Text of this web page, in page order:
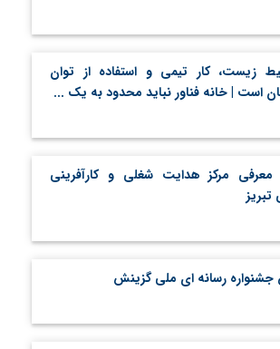
زیست، کار تیمی و استفاده از توان
است | خانه فناور نباید محدود به یک ...
معرفی مرکز هدایت شغلی و کارآفرینی
جشنواره رسانه ای ملی گزینش